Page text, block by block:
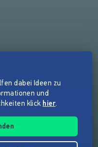
dabei Ideen zu
und
klick hier.